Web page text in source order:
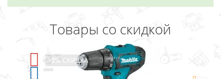
Товары со скидкой
-5% СКИДКА